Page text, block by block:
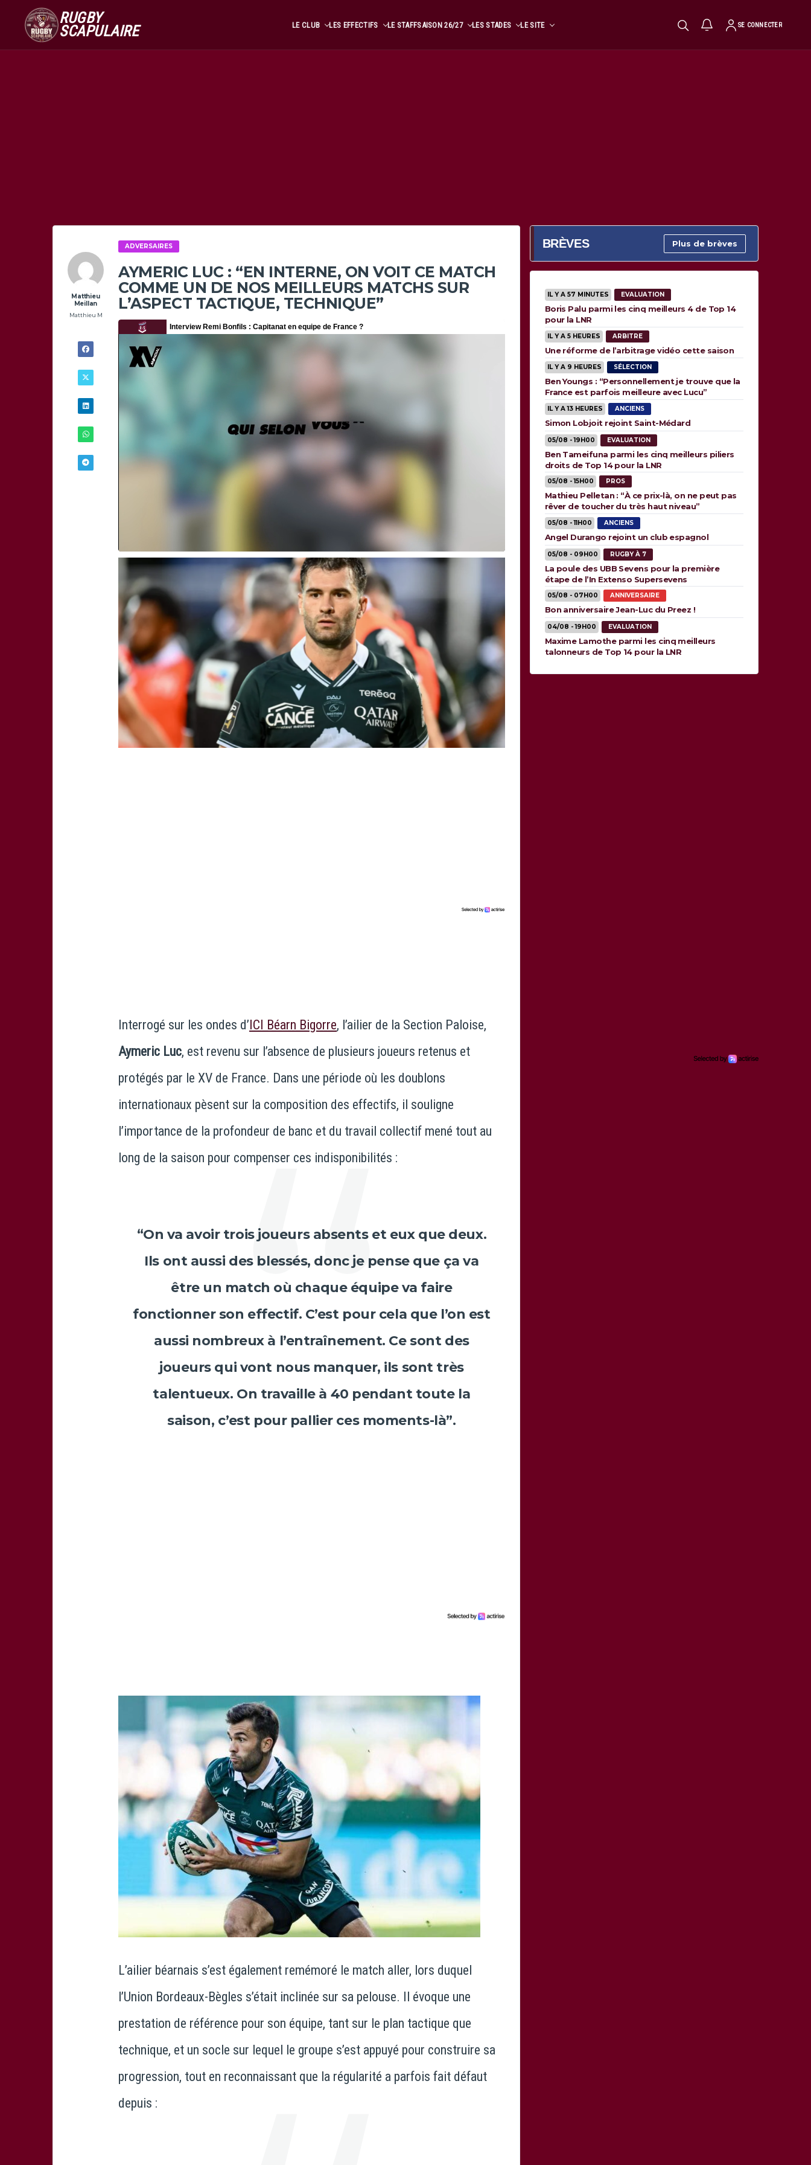
RUGBY
SCAPULAIRE LE CLUB LES EFFECTIFS LE STAFFSAISON 26/27 LES STADES LE SITE SE CONNECTER
Matthieu
Meillan
Matthieu M
ADVERSAIRES
AYMERIC LUC : “EN INTERNE, ON VOIT CE MATCH
COMME UN DE NOS MEILLEURS MATCHS SUR
L’ASPECT TACTIQUE, TECHNIQUE”
Interrogé sur les ondes d’ICI Béarn Bigorre, l’ailier de la Section Paloise,
Aymeric Luc, est revenu sur l’absence de plusieurs joueurs retenus et
protégés par le XV de France. Dans une période où les doublons
internationaux pèsent sur la composition des effectifs, il souligne
l’importance de la profondeur de banc et du travail collectif mené tout au
long de la saison pour compenser ces indisponibilités :
“On va avoir trois joueurs absents et eux que deux.
Ils ont aussi des blessés, donc je pense que ça va
être un match où chaque équipe va faire
fonctionner son effectif. C’est pour cela que l’on est
aussi nombreux à l’entraînement. Ce sont des
joueurs qui vont nous manquer, ils sont très
talentueux. On travaille à 40 pendant toute la
saison, c’est pour pallier ces moments-là”.
L’ailier béarnais s’est également remémoré le match aller, lors duquel
l’Union Bordeaux-Bègles s’était inclinée sur sa pelouse. Il évoque une
prestation de référence pour son équipe, tant sur le plan tactique que
technique, et un socle sur lequel le groupe s’est appuyé pour construire sa
progression, tout en reconnaissant que la régularité a parfois fait défaut
depuis :
BRÈVES Plus de brèves
IL Y A 57 MINUTES EVALUATION
Boris Palu parmi les cinq meilleurs 4 de Top 14
pour la LNR
IL Y A 5 HEURES ARBITRE
Une réforme de l’arbitrage vidéo cette saison
IL Y A 9 HEURES SÉLECTION
Ben Youngs : “Personnellement je trouve que la
France est parfois meilleure avec Lucu”
IL Y A 13 HEURES ANCIENS
Simon Lobjoit rejoint Saint-Médard
05/08 - 19H00 EVALUATION
Ben Tameifuna parmi les cinq meilleurs piliers
droits de Top 14 pour la LNR
05/08 - 15H00 PROS
Mathieu Pelletan : “À ce prix-là, on ne peut pas
rêver de toucher du très haut niveau”
05/08 - 11H00 ANCIENS
Angel Durango rejoint un club espagnol
05/08 - 09H00 RUGBY À 7
La poule des UBB Sevens pour la première
étape de l’In Extenso Supersevens
05/08 - 07H00 ANNIVERSAIRE
Bon anniversaire Jean-Luc du Preez !
04/08 - 19H00 EVALUATION
Maxime Lamothe parmi les cinq meilleurs
talonneurs de Top 14 pour la LNR